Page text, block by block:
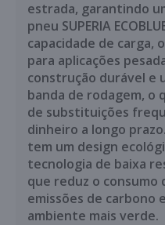
estrada, garantindo
pneu SUPERIA
capacidade de carga,
para aplicações
construção durável e
banda de rodagem, o
de substituições
dinheiro a longo
tem um design
tecnologia de baixa
que reduz o consumo
emissões de carbono
ambiente mais verde.